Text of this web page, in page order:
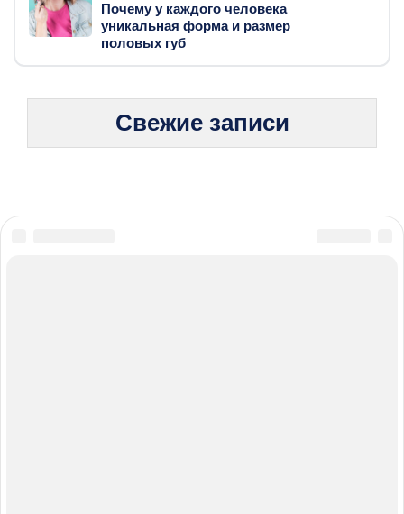
Почему у каждого человека
уникальная форма и размер
половых губ
Свежие записи